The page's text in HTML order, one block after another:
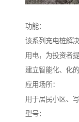
功能：
该系列充电桩解
用电，为投资者
建立智能化、化
应用场所：
用于居民小区、
型号：